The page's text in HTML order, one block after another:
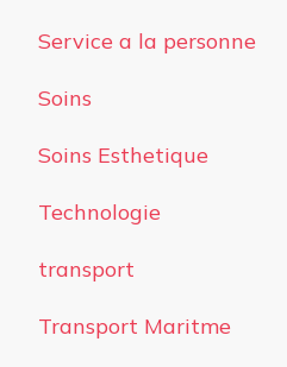
Service a la personne
Soins
Soins Esthetique
Technologie
transport
Transport Maritme